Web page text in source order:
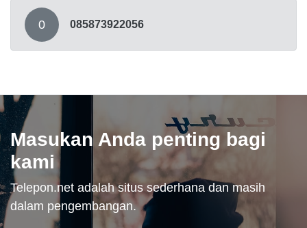
0 085873922056
Masukan Anda penting bagi
kami
Telepon.net adalah situs sederhana dan masih
dalam pengembangan.